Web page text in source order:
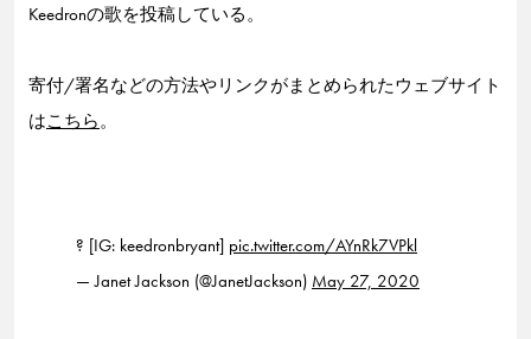
Keedronの歌を投稿している。
寄付/署名などの方法やリンクがまとめられたウェブサイト
はこちら。
? [IG: keedronbryant] pic.twitter.com/AYnRk7VPkl
— Janet Jackson (@JanetJackson) May 27, 2020